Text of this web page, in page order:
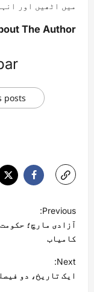
میں اٹھیں اور
The Author
posts
Previous:
آزادی مارچ؛
کامیاب
Next:
ایک تاریخ، دو